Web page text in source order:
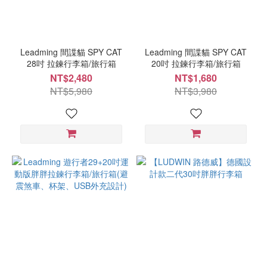
Leadming 間諜貓 SPY CAT
28吋 拉鍊行李箱/旅行箱
NT$2,480
NT$5,980
Leadming 間諜貓 SPY CAT
20吋 拉鍊行李箱/旅行箱
NT$1,680
NT$3,980